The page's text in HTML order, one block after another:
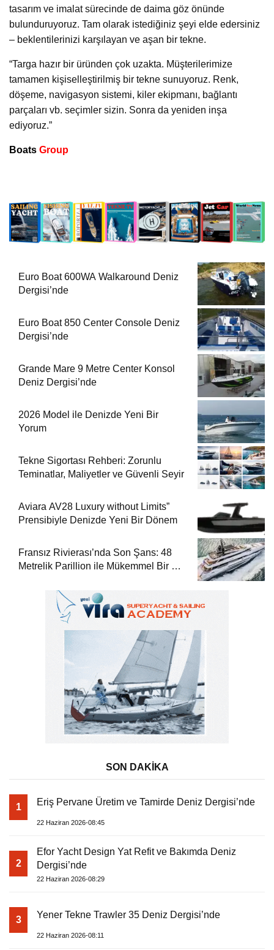
tasarım ve imalat sürecinde de daima göz önünde
bulunduruyoruz. Tam olarak istediğiniz şeyi elde edersiniz
– beklentilerinizi karşılayan ve aşan bir tekne.
“Targa hazır bir üründen çok uzakta. Müşterilerimize
tamamen kişiselleştirilmiş bir tekne sunuyoruz. Renk,
döşeme, navigasyon sistemi, kiler ekipmanı, bağlantı
parçaları vb. seçimler sizin. Sonra da yeniden inşa
ediyoruz.”
Boats Group
Euro Boat 600WA Walkaround Deniz
Dergisi’nde
Euro Boat 850 Center Console Deniz
Dergisi’nde
Grande Mare 9 Metre Center Konsol
Deniz Dergisi’nde
2026 Model ile Denizde Yeni Bir
Yorum
Tekne Sigortası Rehberi: Zorunlu
Teminatlar, Maliyetler ve Güvenli Seyir
Aviara AV28 Luxury without Limits”
Prensibiyle Denizde Yeni Bir Dönem
Fransız Rivierası’nda Son Şans: 48
Metrelik Parillion ile Mükemmel Bir Yat
SON DAKİKA
1 Eriş Pervane Üretim ve Tamirde Deniz Dergisi’nde
22 Haziran 2026-08:45
2
Efor Yacht Design Yat Refit ve Bakımda Deniz
Dergisi’nde
22 Haziran 2026-08:29
3 Yener Tekne Trawler 35 Deniz Dergisi’nde
22 Haziran 2026-08:11